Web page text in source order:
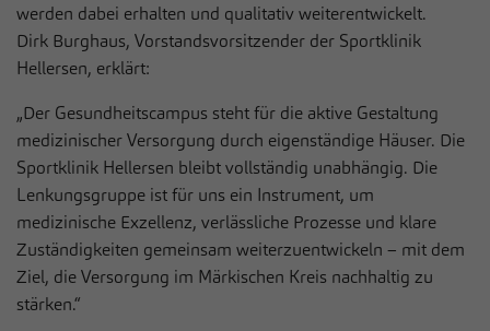
werden dabei erhalten und qualitativ weiterentwickelt.
Dirk Burghaus, Vorstandsvorsitzender der Sportklinik
Hellersen, erklärt:
„Der Gesundheitscampus steht für die aktive Gestaltung
medizinischer Versorgung durch eigenständige Häuser. Die
Sportklinik Hellersen bleibt vollständig unabhängig. Die
Lenkungsgruppe ist für uns ein Instrument, um
medizinische Exzellenz, verlässliche Prozesse und klare
Zuständigkeiten gemeinsam weiterzuentwickeln – mit dem
Ziel, die Versorgung im Märkischen Kreis nachhaltig zu
stärken.“